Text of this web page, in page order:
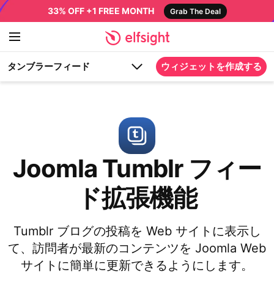
33% OFF +1 FREE MONTH Grab The Deal
タンブラーフィード ウィジェットを作成する
Joomla Tumblr フィー
ド拡張機能
Tumblr ブログの投稿を Web サイトに表示し
て、訪問者が最新のコンテンツを Joomla Web
サイトに簡単に更新できるようにします。